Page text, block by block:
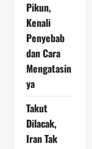
Pikun,
Kenali
Penyebab
dan Cara
Mengatasin
ya
Takut
Dilacak,
Iran Tak